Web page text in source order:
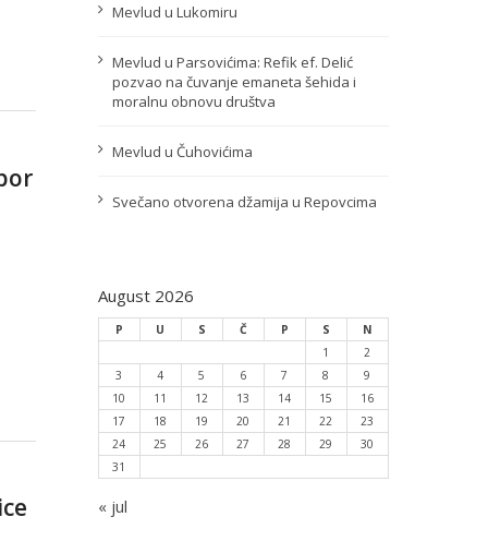
Mevlud u Lukomiru
Mevlud u Parsovićima: Refik ef. Delić
pozvao na čuvanje emaneta šehida i
moralnu obnovu društva
Mevlud u Čuhovićima
Svečano otvorena džamija u Repovcima
August 2026
P U S Č P S
N
1
2
3
4 5 6 7 8
9
10
11 12 13 14 15
16
17
18 19 20 21 22
23
24
25 26 27 28 29
30
31
« jul